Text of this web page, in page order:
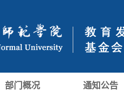
部门概况 通知公告